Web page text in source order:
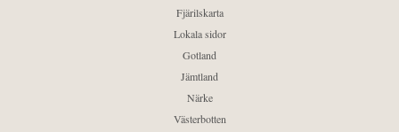
Fjärilskarta
Lokala sidor
Gotland
Jämtland
Närke
Västerbotten